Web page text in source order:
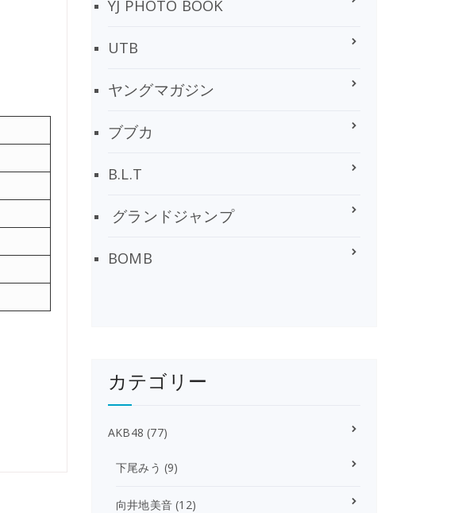
YJ PHOTO BOOK
UTB
ヤングマガジン
ブブカ
B.L.T
グランドジャンプ
BOMB
カテゴリー
AKB48 (77)
下尾みう (9)
向井地美音 (12)